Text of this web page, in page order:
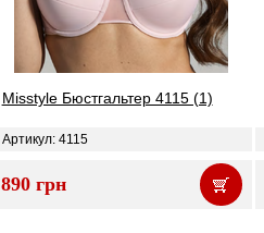
Misstyle Бюстгальтер 4115 (1)
Артикул: 4115
890 грн